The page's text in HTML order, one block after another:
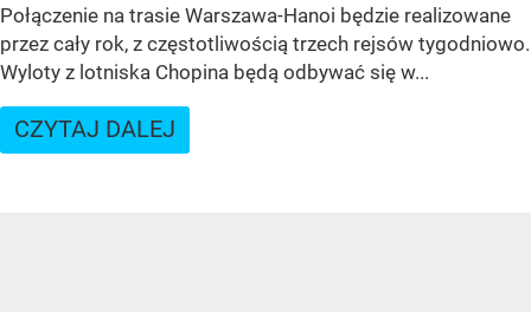
Połączenie na trasie Warszawa-Hanoi będzie realizowane
przez cały rok, z częstotliwością trzech rejsów tygodniowo.
Wyloty z lotniska Chopina będą odbywać się w...
CZYTAJ DALEJ